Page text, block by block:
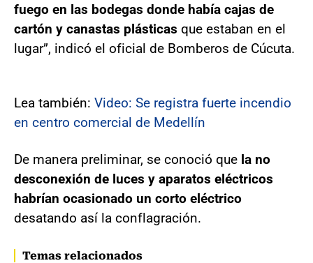
fuego en las bodegas donde había cajas de
cartón y canastas plásticas que estaban en el
lugar”, indicó el oficial de Bomberos de Cúcuta.
Lea también: Video: Se registra fuerte incendio
en centro comercial de Medellín
De manera preliminar, se conoció que la no
desconexión de luces y aparatos eléctricos
habrían ocasionado un corto eléctrico
desatando así la conflagración.
Temas relacionados